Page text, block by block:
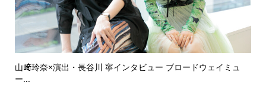
山﨑玲奈×演出・長谷川 寧インタビュー ブロードウェイミュ
ー...